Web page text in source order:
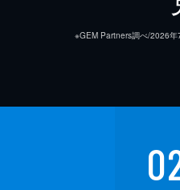
※GEM Partners調べ/2026年